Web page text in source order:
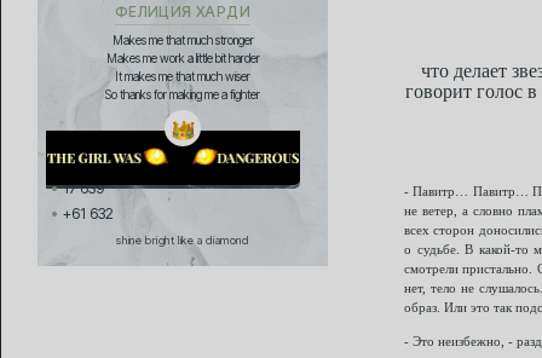
ФЕЛИЦИЯ ХАРДИ
Makes me that much stronger
Makes me work a little bit harder
It makes me that much wiser
So thanks for making me a fighter
17 639
+61 632
shine bright like a diamond
что делает
говорит голос
- Павитр… Павитр…
не ветер, а словно
всех сторон
о судьбе. В какой-то
смотрели пристально.
нет, тело не
образ. Или это так
- Это неизбежно, -